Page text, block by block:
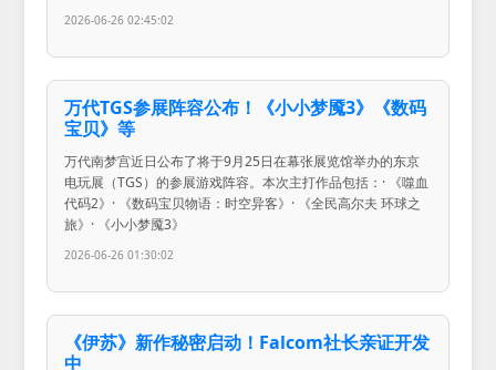
2026-06-26 02:45:02
万代TGS参展阵容公布！《小小梦魇3》《数码
宝贝》等
万代南梦宫近日公布了将于9月25日在幕张展览馆举办的东京
电玩展（TGS）的参展游戏阵容。本次主打作品包括：· 《噬血
代码2》· 《数码宝贝物语：时空异客》· 《全民高尔夫 环球之
旅》· 《小小梦魇3》
2026-06-26 01:30:02
《伊苏》新作秘密启动！Falcom社长亲证开发
中